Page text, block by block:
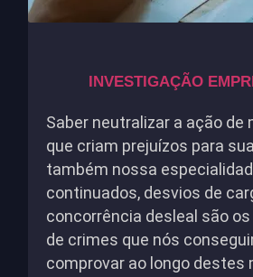
INVESTIGAÇÃO
Saber neutralizar a ação de
que criam prejuízos para
também nossa
continuados, desvios de
concorrência desleal são
de crimes que nós
comprovar ao longo destes